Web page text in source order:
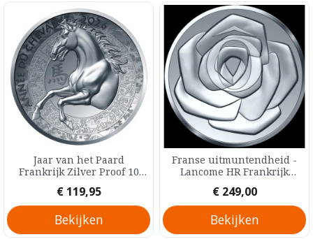
Jaar van het Paard
Frankrijk Zilver Proof 10
Prijs
€ 119,95
Bekijken
Franse uitmuntendheid -
Lancome HR Frankrijk
Prijs
€ 249,00
Bekijken